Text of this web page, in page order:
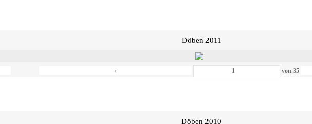
Döben 2011
‹ von35
Döben 2010